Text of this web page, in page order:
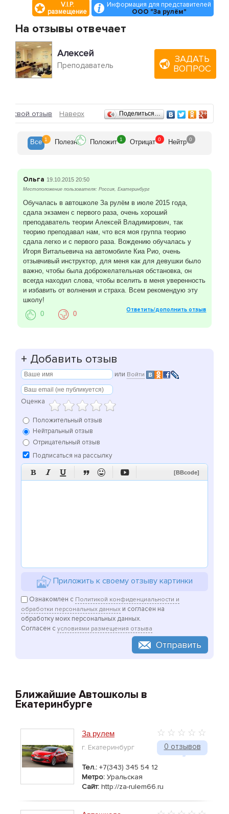
V.I.P.
размещение
Информация для представителей
ООО "За рулём"
На отзывы отвечает
Алексей
Преподаватель
ЗАДАТЬ
ВОПРОС
Отзывы
свой отзыв Наверх Поделиться…
Все 1 Полезн Положит 1 Отрицат 0 Нейтр 0
Ольга 19.10.2015 20:50
Местоположение пользователя: Россия, Екатеринбург
Обучалась в автошколе За рулём в июле 2015 года,
сдала экзамен с первого раза, очень хороший
преподаватель теории Алексей Владимирович, так
теорию преподавал нам, что вся моя группа теорию
сдала легко и с первого раза. Вождению обучалась у
Игоря Витальевича на автомобиле Киа Рио, очень
отзывчивый инструктор, для меня как для девушки было
важно, чтобы была доброжелательная обстановка, он
всегда находил слова, чтобы вселить в меня уверенность
и избавить от волнения и страха. Всем рекомендую эту
школу!
Ответить/дополнить отзыв
0 0
+ Добавить отзыв
или Войти
Оценка
Положительный отзыв
Нейтральный отзыв
Отрицательный отзыв
Подписаться на рассылку
      [BBcode]
Приложить к своему отзыву картинки
Ознакомлен с Политикой конфиденциальности и
обработки персональных данных и согласен на
обработку моих персональных данных.
Согласен с условиями размещения отзыва
Отправить
Ближайшие Автошколы в
Екатеринбурге
0 отзывов
За рулем
г. Екатеринбург
Тел.: +7(343) 345 54 12
Метро: Уральская
Сайт: http://za-rulem66.ru